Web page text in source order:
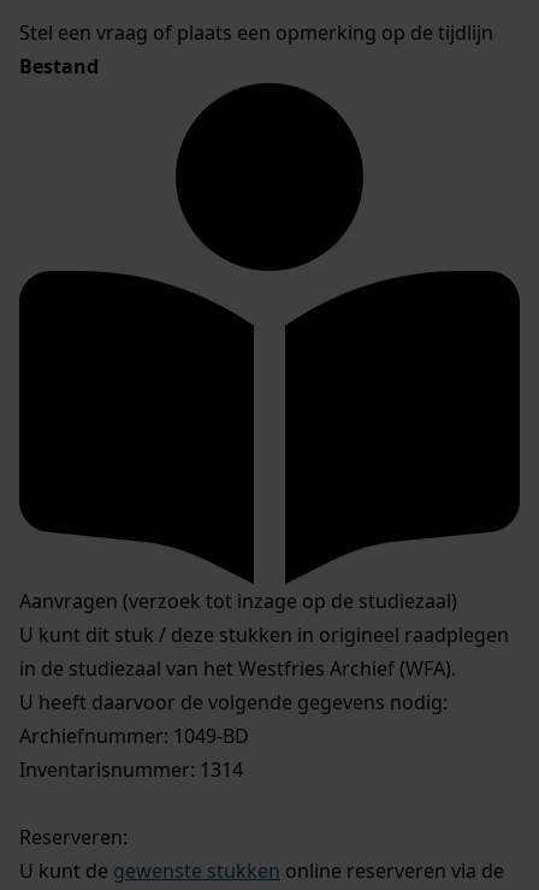
Stel een vraag of plaats een opmerking op de tijdlijn
Bestand
Aanvragen (verzoek tot inzage op de studiezaal)
U kunt dit stuk / deze stukken in origineel raadplegen
in de studiezaal van het Westfries Archief (WFA).
U heeft daarvoor de volgende gegevens nodig:
Archiefnummer: 1049-BD
Inventarisnummer: 1314
Reserveren:
U kunt de gewenste stukken online reserveren via de